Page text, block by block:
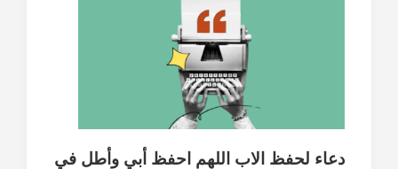
دعاء لحفظ الاب اللهم احفظ أبي وأطل في